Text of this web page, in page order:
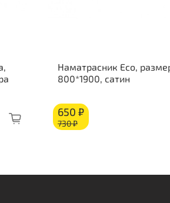
Наматрасник Eco,
800*1900, сатин
650 ₽
730 ₽